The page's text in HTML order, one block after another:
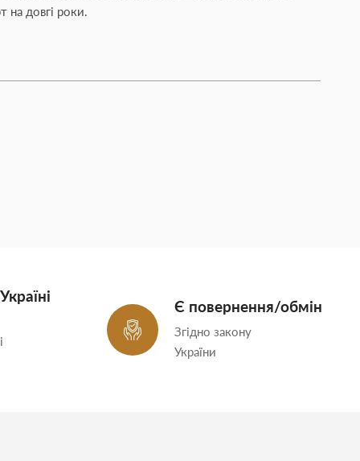
на довгі роки.
Є повернення/обмін
Згідно закону
України